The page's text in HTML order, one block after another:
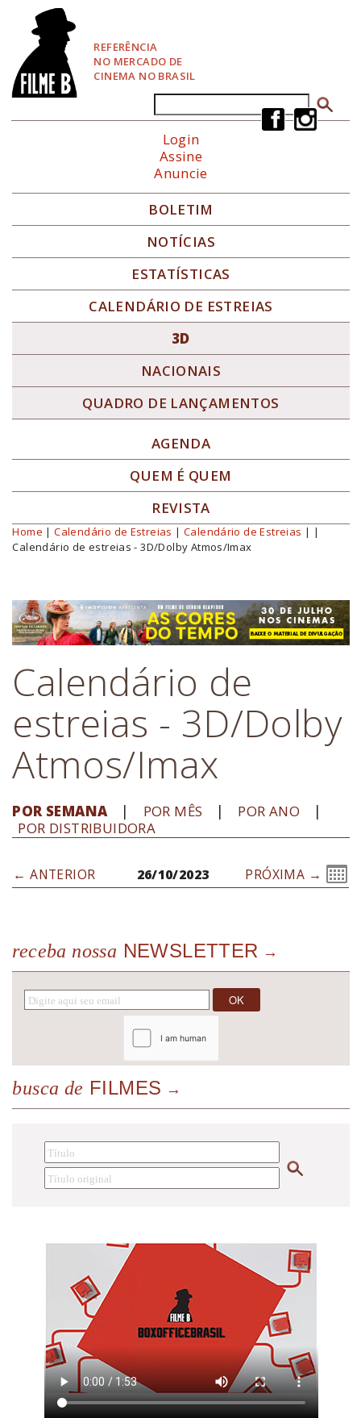
REFERÊNCIA
NO MERCADO DE
CINEMA NO BRASIL
Formulário de busca
Login
Assine
Anuncie
BOLETIM
NOTÍCIAS
ESTATÍSTICAS
CALENDÁRIO DE ESTREIAS
3D
NACIONAIS
QUADRO DE LANÇAMENTOS
AGENDA
QUEM É QUEM
REVISTA
Você está aqui
Home |Calendário de Estreias | Calendário de Estreias | |
Calendário de estreias - 3D/Dolby Atmos/Imax
Calendário de
estreias - 3D/Dolby
Atmos/Imax
POR SEMANA POR MÊS
POR ANO
POR DISTRIBUIDORA
← ANTERIOR 26/10/2023 PRÓXIMA →
receba nossa NEWSLETTER
busca de FILMES